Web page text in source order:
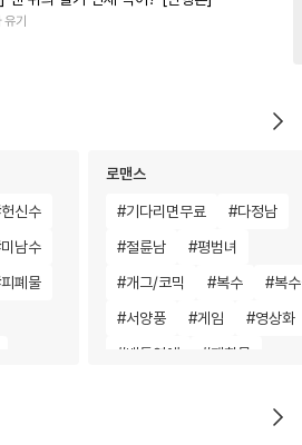
기
헌신수
미남수
피폐물
로맨스
#기다리면무료 #다정남
#절륜남 #평범녀
#개그/코믹 #복수 #복
#서양풍 #게임 #영상화
#배틀연애 #재회물
첫사